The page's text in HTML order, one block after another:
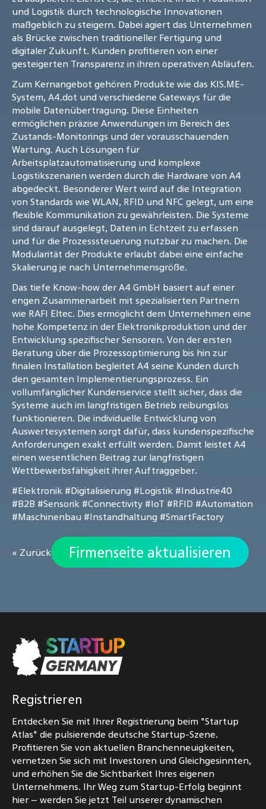
und Logistik durch technologische Innovationen
maßgeblich zu steigern. Dabei agiert das Unternehmen
als Brücke zwischen traditioneller Fertigung und
digitaler Zukunft. Kunden profitieren von einer
gesteigerten Transparenz in ihren operativen Abläufen.
Zum Kernangebot gehören Produkte wie das KIS.ME-
System, A4.dot und verschiedene Gateways für die
mobile Datenübertragung. Diese Einheiten
ermöglichen präzise Anwendungen im Bereich des
Zustands-Monitorings und der vorausschauenden
Wartung. Auch Lösungen für
Arbeitsplatzautomatisierung und komplexe
Logistikszenarien werden durch die Hardware von A4
abgedeckt. Besonderer Wert wird auf die Integration
von Standards wie WLAN, RFID und NFC gelegt, um eine
flexible Kommunikation zu gewährleisten. Die Systeme
sind darauf ausgelegt, Daten in Echtzeit zu erfassen
und für die Prozesssteuerung nutzbar zu machen. Die
Modularität der Produkte erlaubt dabei eine einfache
Skalierung je nach Unternehmensgröße.
Das tiefe Know-how der A4 GmbH basiert auf einer
engen Zusammenarbeit mit spezialisierten Partnern
wie RAFI Eltec. Dies ermöglicht dem Unternehmen eine
hohe Kompetenz in der Elektronikproduktion und der
Entwicklung spezifischer Sensoren. Von der ersten
Beratung über die Prozessoptimierung bis hin zur
finalen Installation begleitet A4 seine Kunden durch
den gesamten Implementierungsprozess. Ein
vollumfänglicher Kundenservice stellt sicher, dass die
Systeme auch im langfristigen Betrieb reibungslos
funktionieren. Die individuelle Entwicklung von
Auswertesystemen sorgt dafür, dass kundenspezifische
Anforderungen exakt erfüllt werden. Damit leistet A4
einen wesentlichen Beitrag zur langfristigen
Wettbewerbsfähigkeit ihrer Auftraggeber.
#Elektronik #Digitalisierung #Logistik #Industrie40
#B2B #Sensorik #Connectivity #IoT #RFID #Automation
#Maschinenbau #Instandhaltung #SmartFactory
« Zurück Firmenseite aktualisieren
Registrieren
Entdecken Sie mit Ihrer Registrierung beim "Startup
Atlas" die pulsierende deutsche Startup-Szene.
Profitieren Sie von aktuellen Branchenneuigkeiten,
vernetzen Sie sich mit Investoren und Gleichgesinnten,
und erhöhen Sie die Sichtbarkeit Ihres eigenen
Unternehmens. Ihr Weg zum Startup-Erfolg beginnt
hier – werden Sie jetzt Teil unserer dynamischen